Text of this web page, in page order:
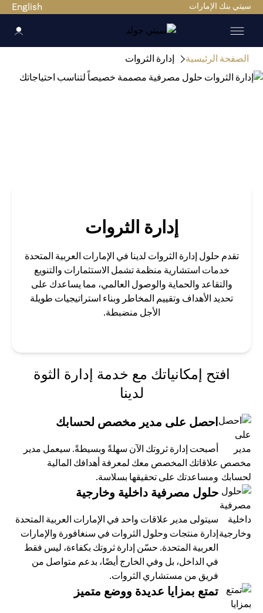
بنك الإمارات English
الرئيسية إدارة الثروات
إدارة الثروات
تقدم حلول إدارة الثروات لدينا في الإمارات العربية المتحدة
خدمات استشارية منظمة تشمل الاستثمارات والتنويع
والتقاعد والحماية والوصول العالمي، مما يساعدك على
تحديد الأهداف وتقييم المخاطر وبناء استراتيجيات طويلة
الأجل منضبطة.
افتح إمكانياتك مع خدمة إدارة الثوة
لدينا
احصل على مدير مخصص لحسابك
أصبحت إدارة ثروتك الآن سهلةً وبسيطةً. سيعمل مدير
علاقاتك المخصص معك لمعرفة أهدافك المالية
ومساعدتك على تحقيقها بسلاسة.
حلول مصرفية داخلية وخارجية
سيتولى مدير علاقات واحد في الإمارات العربية المتحدة
إدارة منتجات وحلول الثروات في سنغافورة والإمارات
العربية المتحدة. حسّن إدارة ثروتك بكفاءة، ليس فقط
في الداخل، بل وفي الخارج أيضًا، بدعم متواصل من
فريق من مستشاري الثروات.
تمتع بمزايا عديدة ووضع متميز